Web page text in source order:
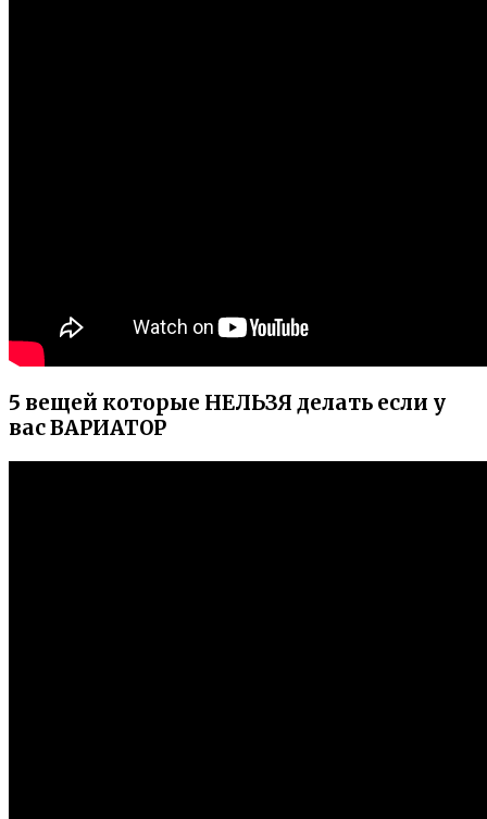
5 вещей которые НЕЛЬЗЯ делать если у
вас ВАРИАТОР